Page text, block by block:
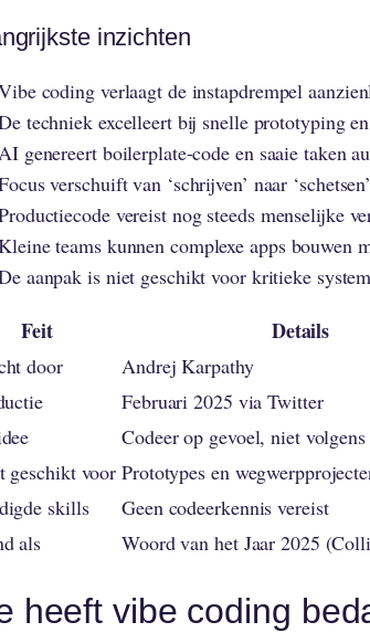
inzichten
coding verlaagt de instapdrempel
techniek excelleert bij snelle prototyping
genereert boilerplate-code en saaie taken
verschuift van ‘schrijven’ naar
vereist nog steeds menselijke
teams kunnen complexe apps bouwen
aanpak is niet geschikt voor kritieke
Feit Details
door
Andrej Karpathy
Februari 2025 via Twitter
Codeer op gevoel, niet
geschikt voor Prototypes en
skills
Geen codeerkennis vereist
als
Woord van het Jaar 2025
heeft vibe coding